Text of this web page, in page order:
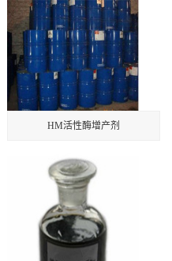
HM活性酶增产剂